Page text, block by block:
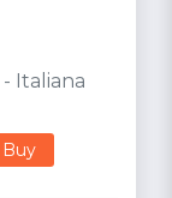
Italiana
Buy